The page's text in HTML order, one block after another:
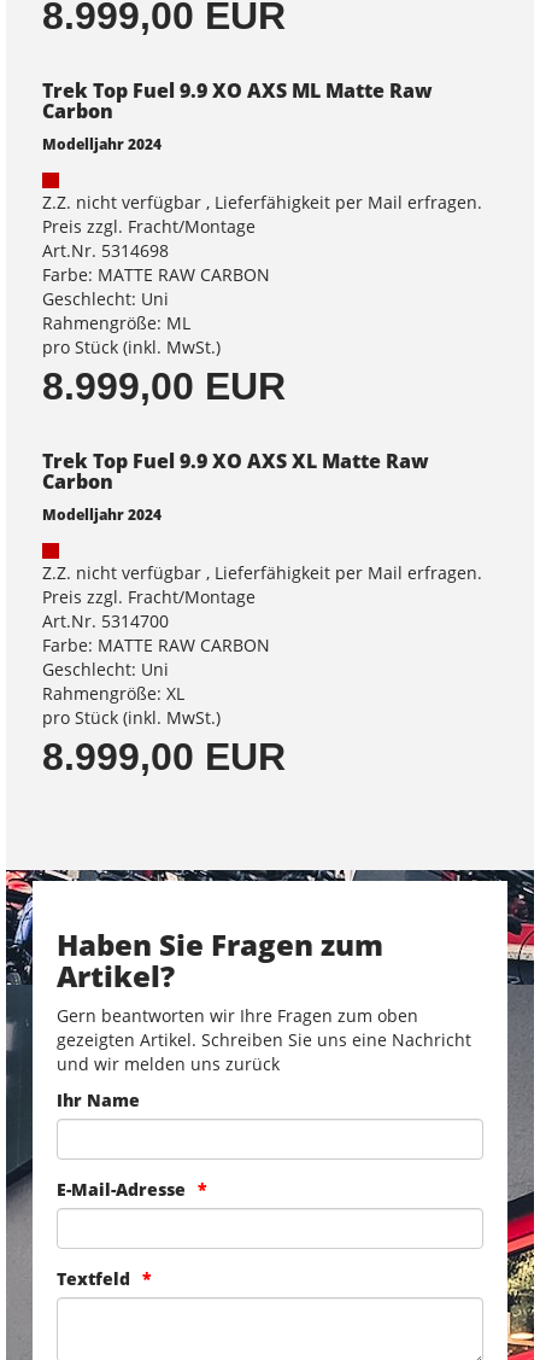
8.999,00 EUR
Trek Top Fuel 9.9 XO AXS ML Matte Raw
Carbon
Modelljahr 2024
Z.Z. nicht verfügbar , Lieferfähigkeit per Mail erfragen.
Preis zzgl. Fracht/Montage
Art.Nr. 5314698
Farbe: MATTE RAW CARBON
Geschlecht: Uni
Rahmengröße: ML
pro Stück (inkl. MwSt.)
8.999,00 EUR
Trek Top Fuel 9.9 XO AXS XL Matte Raw
Carbon
Modelljahr 2024
Z.Z. nicht verfügbar , Lieferfähigkeit per Mail erfragen.
Preis zzgl. Fracht/Montage
Art.Nr. 5314700
Farbe: MATTE RAW CARBON
Geschlecht: Uni
Rahmengröße: XL
pro Stück (inkl. MwSt.)
8.999,00 EUR
Haben Sie Fragen zum
Artikel?
Gern beantworten wir Ihre Fragen zum oben
gezeigten Artikel. Schreiben Sie uns eine Nachricht
und wir melden uns zurück
Ihr Name
E-Mail-Adresse
Textfeld